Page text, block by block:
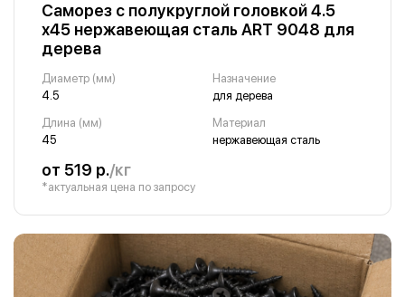
Саморез с полукруглой головкой 4.5
х45 нержавеющая сталь ART 9048 для
дерева
Диаметр (мм)
4.5
Назначение
для дерева
Длина (мм)
45
Материал
нержавеющая сталь
от 519 р./кг
*актуальная цена по запросу